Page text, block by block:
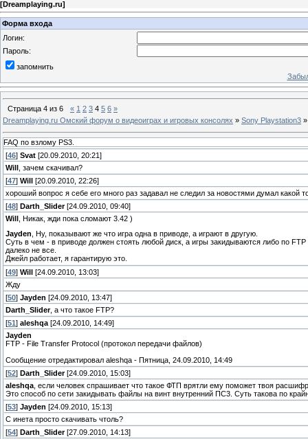
[Dreamplaying.ru]
Форма входа
Логин:
Пароль:
запомнить
Страница 4 из 6 « 1 2 3 4 5 6 »
Dreamplaying.ru Омский форум о видеоиграх и игровых консолях » Sony Playstation3 »
FAQ по взлому PS3.
[46] Svat [20.09.2010, 20:21]
Will , зачем скачивал?
[47] Will [20.09.2010, 22:26]
хороший вопрос я себе его много раз задавал не следил за новостями думал какой
[48] Darth_Slider[24.09.2010, 09:40]
Will , Никак, жди пока сломают 3.42 )
Jayden , Ну, показывают же что игра одна в приводе, а играют в другую.
Суть в чем - в приводе должен стоять любой диск, а игры закидываются либо по
далеко не все.
Джейл работает, я гарантирую это.
[49] Will [24.09.2010, 13:03]
Жду
[50] Jayden [24.09.2010, 13:47]
Darth_Slider, а что такое FTP?
[51] aleshqa [24.09.2010, 14:49]
Jayden
FTP - File Transfer Protocol (протокол передачи файлов)
Сообщение отредактировал aleshqa - Пятница, 24.09.2010, 14:49
[52] Darth_Slider[24.09.2010, 15:03]
aleshqa , если человек спрашивает что такое ФТП врятли ему поможет твоя
Это способ по сети закидывать файлы на винт внутренний ПС3. Суть такова по
[53] Jayden [24.09.2010, 15:13]
С инета просто скачивать чтоль?
[54] Darth_Slider[27.09.2010, 14:13]